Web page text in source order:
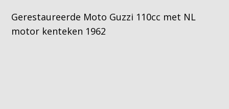
Gerestaureerde Moto Guzzi 110cc met NL
motor kenteken 1962